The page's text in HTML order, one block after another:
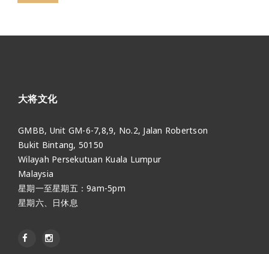
大将文化
GMBB, Unit GM-6-7,8,9, No.2, Jalan Robertson
Bukit Bintang, 50150
Wilayah Persekutuan Kuala Lumpur
Malaysia
星期一至星期五：9am-5pm
星期六、日休息